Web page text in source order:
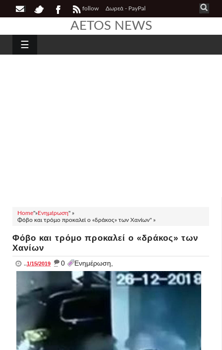
follow Δωρεά - PayPal
AETOS NEWS
☰
Home"»Ενημέρωση" »
Φόβο και τρόμο προκαλεί ο «δράκος» των Χανίων" »
Φόβο και τρόμο προκαλεί ο «δράκος» των
Χανίων
..1/15/2019 _ 0 Ενημέρωση,